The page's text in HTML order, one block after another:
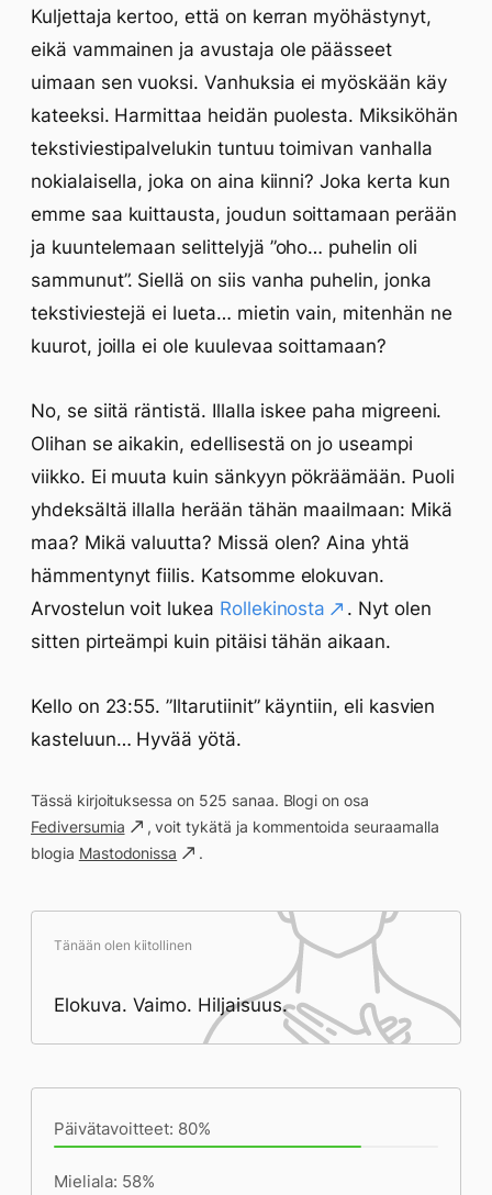
Kuljettaja kertoo, että on kerran myöhästynyt,
eikä vammainen ja avustaja ole päässeet
uimaan sen vuoksi. Vanhuksia ei myöskään käy
kateeksi. Harmittaa heidän puolesta. Miksiköhän
tekstiviestipalvelukin tuntuu toimivan vanhalla
nokialaisella, joka on aina kiinni? Joka kerta kun
emme saa kuittausta, joudun soittamaan perään
ja kuuntelemaan selittelyjä ”oho… puhelin oli
sammunut”. Siellä on siis vanha puhelin, jonka
tekstiviestejä ei lueta… mietin vain, mitenhän ne
kuurot, joilla ei ole kuulevaa soittamaan?
No, se siitä räntistä. Illalla iskee paha migreeni.
Olihan se aikakin, edellisestä on jo useampi
viikko. Ei muuta kuin sänkyyn pökräämään. Puoli
yhdeksältä illalla herään tähän maailmaan: Mikä
maa? Mikä valuutta? Missä olen? Aina yhtä
hämmentynyt fiilis. Katsomme elokuvan.
Arvostelun voit lukea Rollekinosta
. Nyt olen
sitten pirteämpi kuin pitäisi tähän aikaan.
Kello on 23:55. ”Iltarutiinit” käyntiin, eli kasvien
kasteluun… Hyvää yötä.
Tässä kirjoituksessa on 525 sanaa. Blogi on osa
Fediversumia
, voit tykätä ja kommentoida seuraamalla
blogia Mastodonissa .
Tänään olen kiitollinen
Elokuva. Vaimo. Hiljaisuus.
Päivätavoitteet: 80%
Mieliala: 58%